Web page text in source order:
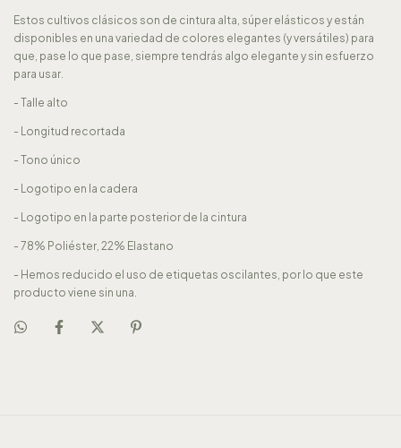
Estos cultivos clásicos son de cintura alta, súper elásticos y están
disponibles en una variedad de colores elegantes (y versátiles) para
que, pase lo que pase, siempre tendrás algo elegante y sin esfuerzo
para usar.
- Talle alto
- Longitud recortada
- Tono único
- Logotipo en la cadera
- Logotipo en la parte posterior de la cintura
- 78% Poliéster, 22% Elastano
- Hemos reducido el uso de etiquetas oscilantes, por lo que este
producto viene sin una.